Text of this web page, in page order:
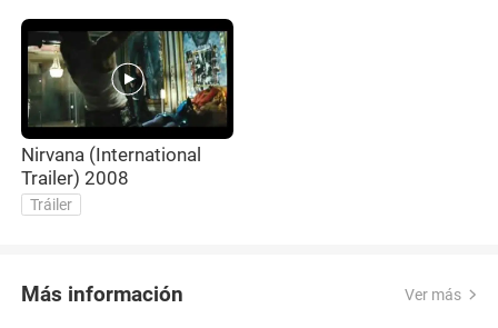
Nirvana (International
Trailer) 2008
Tráiler
Más información Ver más